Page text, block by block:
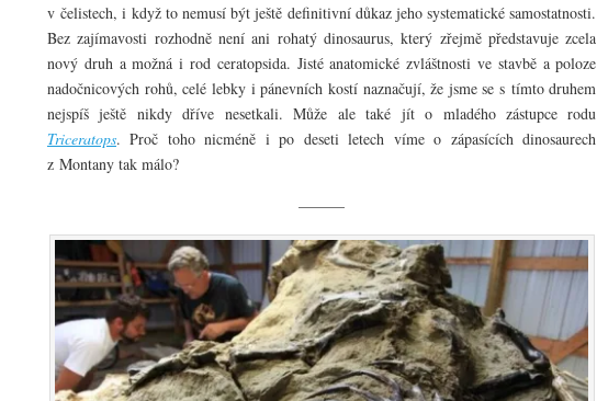
v čelistech, i když to nemusí být ještě definitivní důkaz jeho systematické samostatnosti.
Bez zajímavosti rozhodně není ani rohatý dinosaurus, který zřejmě představuje zcela
nový druh a možná i rod ceratopsida. Jisté anatomické zvláštnosti ve stavbě a poloze
nadočnicových rohů, celé lebky i pánevních kostí naznačují, že jsme se s tímto druhem
nejspíš ještě nikdy dříve nesetkali. Může ale také jít o mladého zástupce rodu
Triceratops. Proč toho nicméně i po deseti letech víme o zápasících dinosaurech
z Montany tak málo?
———